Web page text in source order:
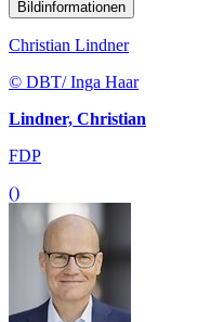
Bildinformationen
Christian Lindner
© DBT/ Inga Haar
Lindner, Christian
FDP
()